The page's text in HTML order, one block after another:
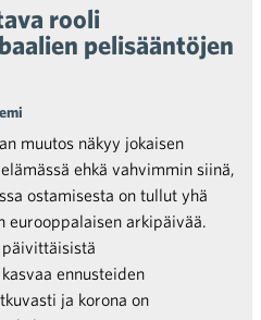
rooli
pelisääntöjen
muutos näkyy jokaisen
ehkä vahvimmin siinä,
ostamisesta on tullut yhä
eurooppalaisen arkipäivää.
päivittäisistä
ennusteiden
ja korona on